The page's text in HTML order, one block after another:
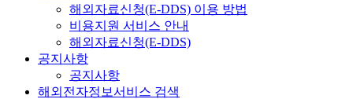
해외자료신청(E-DDS) 이용 방법
비용지원 서비스 안내
해외자료신청(E-DDS)
공지사항
공지사항
해외전자정보서비스 검색